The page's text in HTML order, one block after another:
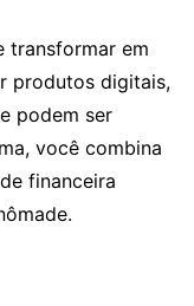
transformar em
produtos digitais,
podem ser
você combina
financeira